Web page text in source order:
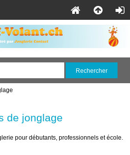
de jonglage
pour débutants, professionnels et école.